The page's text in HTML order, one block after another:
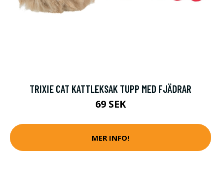
TRIXIE CAT KATTLEKSAK TUPP MED FJÄDRAR
69 SEK
MER INFO!